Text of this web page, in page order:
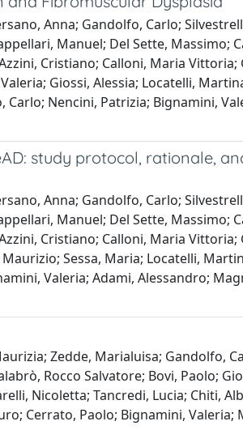
Anna; Gandolfo, Carlo;
Manuel; Del Sette, Massimo;
Cristiano; Calloni, Maria Vittoria;
Giossi, Alessia; Locatelli,
Nencini, Patrizia; Bignamini,
study protocol, rationale,
Anna; Gandolfo, Carlo;
Manuel; Del Sette, Massimo;
Cristiano; Calloni, Maria Vittoria;
Sessa, Maria; Locatelli,
Valeria; Adami, Alessandro;
Zedde, Marialuisa; Gandolfo,
Rocco Salvatore; Bovi, Paolo;
Nicoletta; Tancredi, Lucia; Chiti,
Cerrato, Paolo; Bignamini,